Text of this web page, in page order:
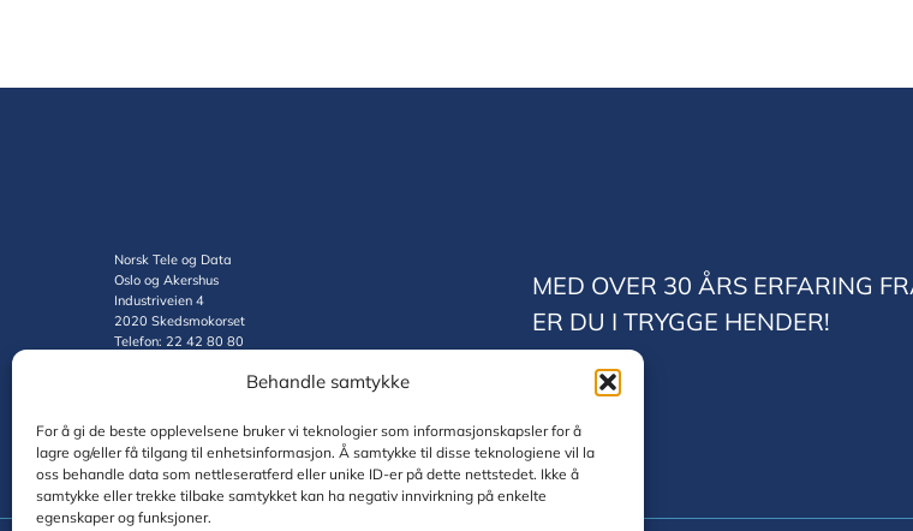
Behandle samtykke
For å gi de beste opplevelsene bruker vi teknologier som informasjonskapsler for å
lagre og/eller få tilgang til enhetsinformasjon. Å samtykke til disse teknologiene vil la
oss behandle data som nettleseratferd eller unike ID-er på dette nettstedet. Ikke å
samtykke eller trekke tilbake samtykket kan ha negativ innvirkning på enkelte
egenskaper og funksjoner.
Norsk Tele og Data
Oslo og Akershus
Industriveien 4
2020 Skedsmokorset
Telefon: 22 42 80 80
MED OVER 30 ÅRS ERFARING
ER DU I TRYGGE HENDER!